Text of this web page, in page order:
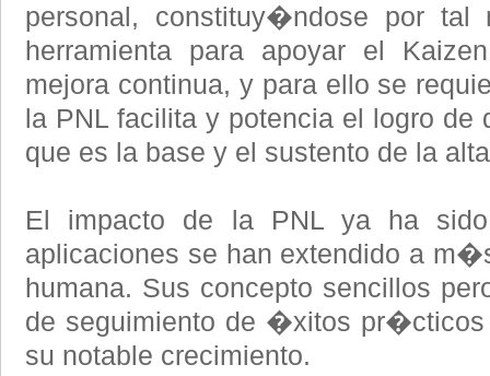
personal, constituy�ndose por tal
herramienta para apoyar el
mejora continua, y para ello se
la PNL facilita y potencia el logro de
que es la base y el sustento de la
El impacto de la PNL ya ha sido
aplicaciones se han extendido a
humana. Sus concepto sencillos
de seguimiento de �xitos pr�cticos
su notable crecimiento.